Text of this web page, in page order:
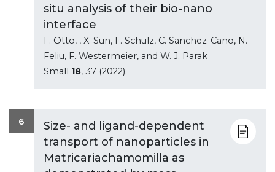
situ analysis of their bio-nano
interface
F. Otto, , X. Sun, F. Schulz, C. Sanchez-Cano, N.
Feliu, F. Westermeier, and W. J. Parak
Small 18, 37 (2022).
6
Size- and ligand-dependent
transport of nanoparticles in
Matricariachamomilla as